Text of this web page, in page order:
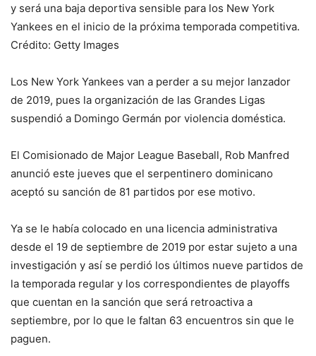
y será una baja deportiva sensible para los New York
Yankees en el inicio de la próxima temporada competitiva.
Crédito: Getty Images
Los New York Yankees van a perder a su mejor lanzador
de 2019, pues la organización de las Grandes Ligas
suspendió a Domingo Germán por violencia doméstica.
El Comisionado de Major League Baseball, Rob Manfred
anunció este jueves que el serpentinero dominicano
aceptó su sanción de 81 partidos por ese motivo.
Ya se le había colocado en una licencia administrativa
desde el 19 de septiembre de 2019 por estar sujeto a una
investigación y así se perdió los últimos nueve partidos de
la temporada regular y los correspondientes de playoffs
que cuentan en la sanción que será retroactiva a
septiembre, por lo que le faltan 63 encuentros sin que le
paguen.